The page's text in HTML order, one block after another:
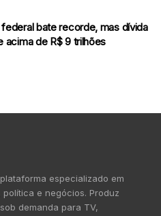
bate recorde, mas dívida
acima de R$ 9 trilhões
especializado em
e negócios. Produz
demanda para TV,